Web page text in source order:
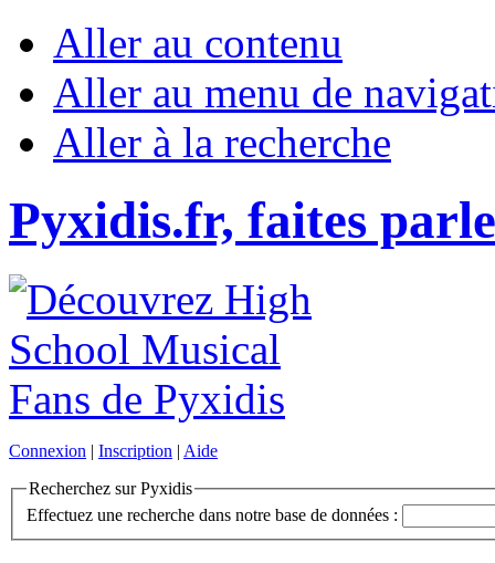
Aller au contenu
Aller au menu de
Aller à la recherche
Pyxidis.fr, faites
Connexion | Inscription | Aide
Recherchez sur Pyxidis
Effectuez une recherche dans notre base de données :